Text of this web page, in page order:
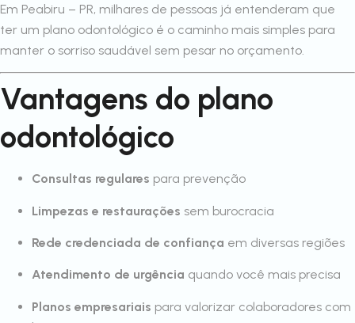
Em Peabiru – PR, milhares de pessoas já entenderam que
ter um plano odontológico é o caminho mais simples para
manter o sorriso saudável sem pesar no orçamento.
Vantagens do plano
odontológico
Consultas regulares para prevenção
Limpezas e restaurações sem burocracia
Rede credenciada de confiança em diversas regiões
Atendimento de urgência quando você mais precisa
Planos empresariais para valorizar colaboradores com